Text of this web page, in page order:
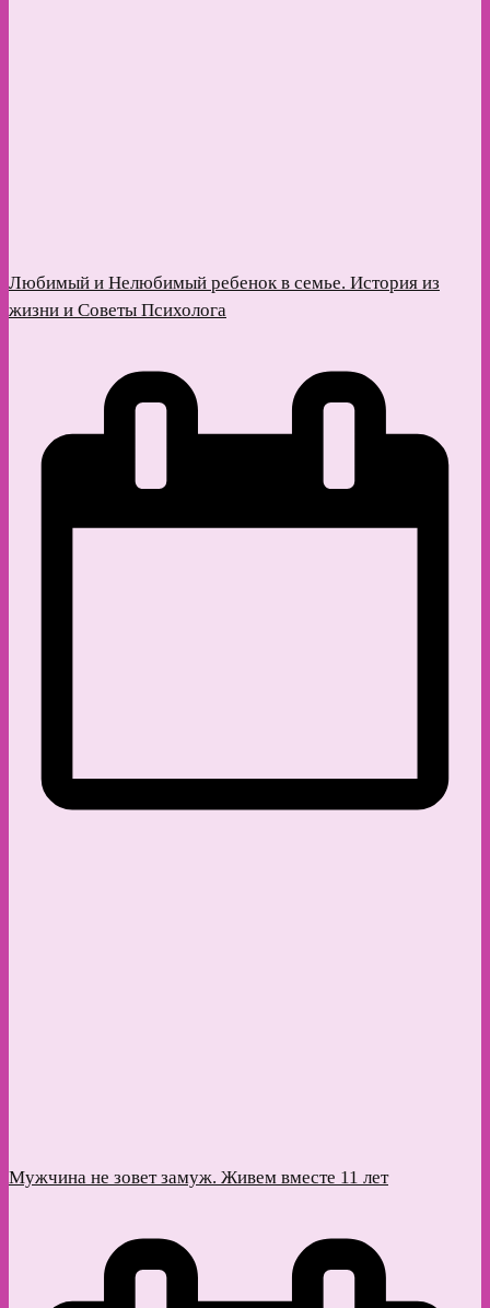
Любимый и Нелюбимый ребенок в семье. История из
жизни и Советы Психолога
Мужчина не зовет замуж. Живем вместе 11 лет